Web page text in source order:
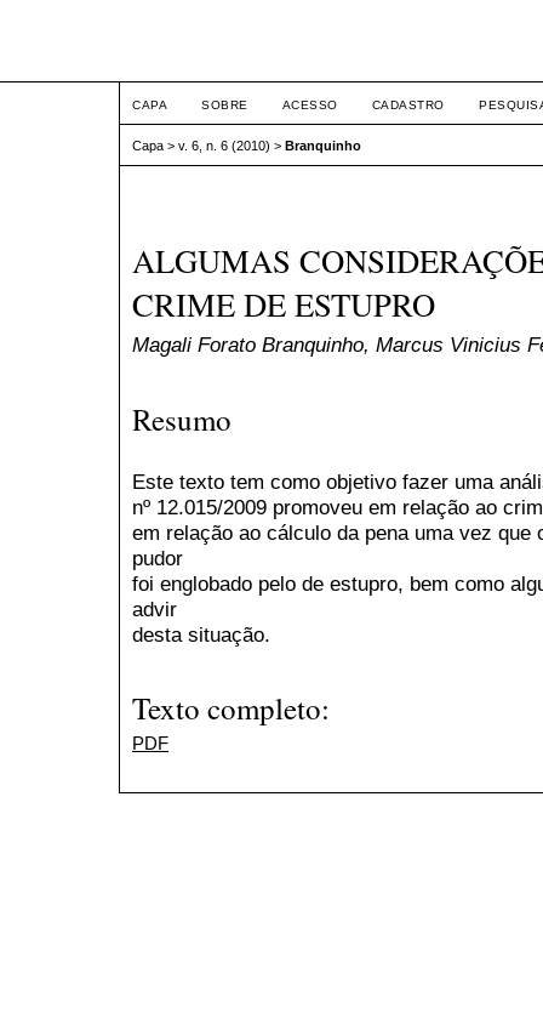
CAPA SOBRE ACESSO CADASTRO
Capa > v. 6, n. 6 (2010) > Branquinho
ALGUMAS
CRIME DE ESTUPRO
Magali Forato Branquinho, Marcus Vinicius
Resumo
Este texto tem como objetivo fazer uma
nº 12.015/2009 promoveu em relação ao
em relação ao cálculo da pena uma vez que
pudor
foi englobado pelo de estupro, bem como
advir
desta situação.
Texto completo:
PDF